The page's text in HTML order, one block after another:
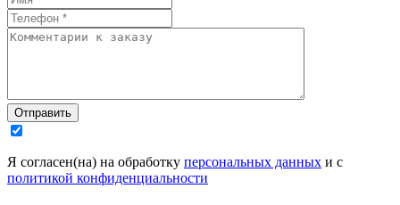
Отправить
Я согласен(на) на обработку персональных данных и с
политикой конфиденциальности